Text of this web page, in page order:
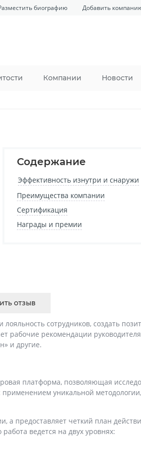
биографию Добавить
Компании Новости
Содержание
Эффективность изнутри и снаружи
Преимущества компании
Сертификация
Награды и премии
отзыв
сотрудников, создать
рабочие рекомендации
и другие.
платформа, позволяющая
уникальной
а предоставляет четкий план
ведется на двух уровнях: